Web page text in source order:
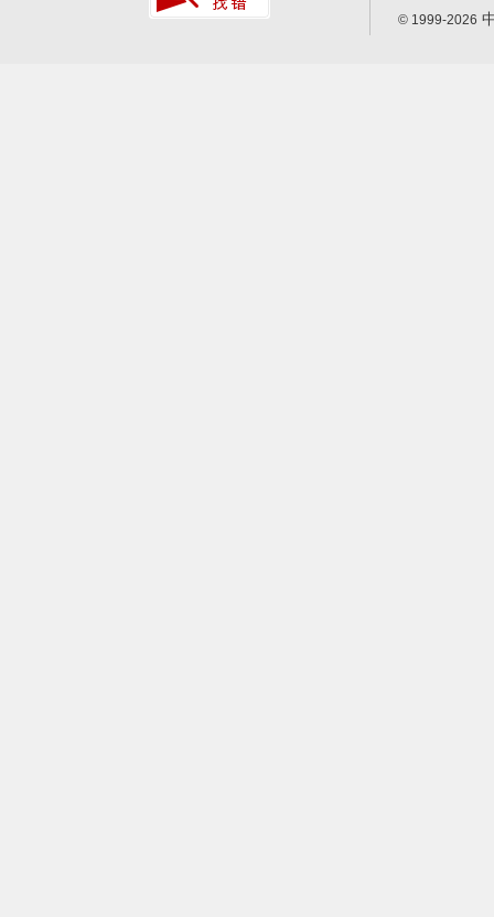
© 1999-2026